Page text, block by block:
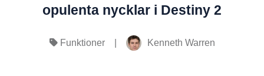
opulenta nycklar i Destiny 2
Funktioner | Kenneth Warren